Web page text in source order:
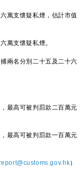
萬支懷疑私煙，估計市值
萬支懷疑私煙。
兩名分別二十五及二十六
最高可被判罰款二百萬元
最高可被判罰款一百萬元
）